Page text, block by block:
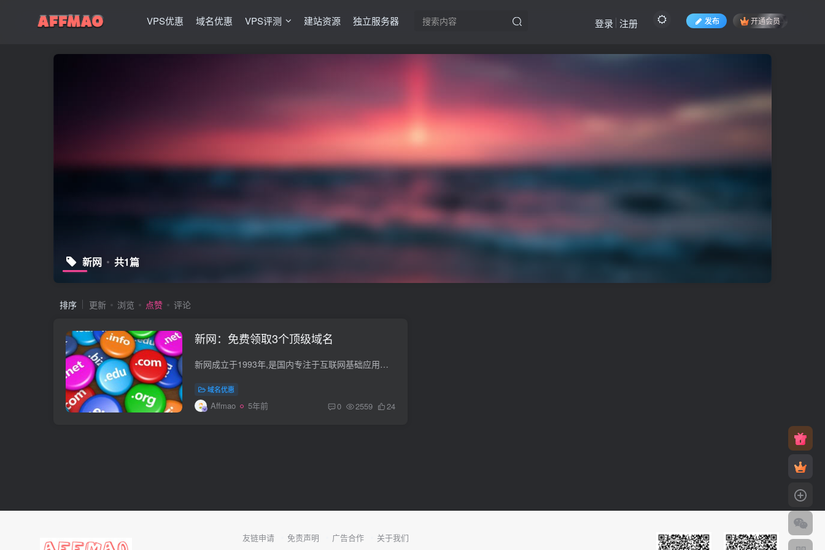
VPS优惠 域名优惠 VPS评测 建站资源 独立服务器 发布 开通会员
登录 注册
新网 共1篇
排序 更新 浏览 点赞 评论
新网：免费领取3个顶级域名
新网成立于1993年,是国内专注于互联网基础应用服务提供商.新网提供云服务器,网站建设,域名注册,域名交易,域名购买续费,虚拟主机,企业邮箱等一系列信息化产品服务 活动地址：https://www....
域名优惠
Affmao 5年前 0 2559 24
友链申请 免责声明 广告合作 关于我们